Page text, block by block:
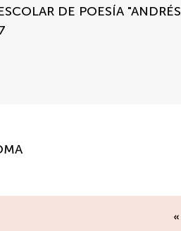
DE POESÍA "ANDRÉS